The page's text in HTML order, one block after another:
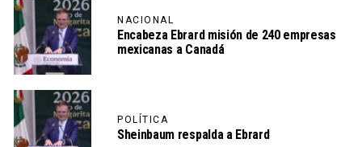
NACIONAL
Encabeza Ebrard misión de 240 empresas
mexicanas a Canadá
POLÍTICA
Sheinbaum respalda a Ebrard